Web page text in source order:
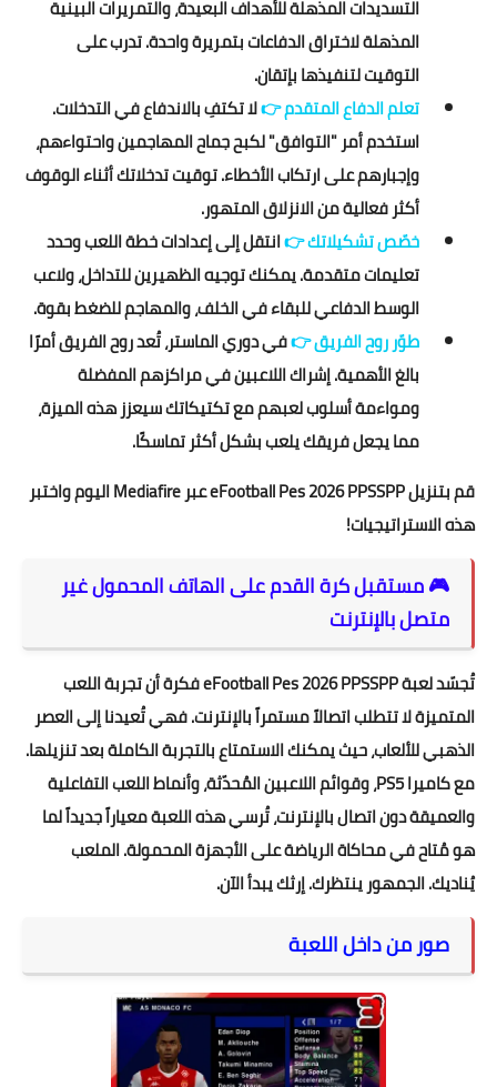
التسديدات المذهلة للأهداف البعيدة، والتمريرات البينية
المذهلة لاختراق الدفاعات بتمريرة واحدة. تدرب على
التوقيت لتنفيذها بإتقان.
تعلم الدفاع المتقدم👉لا تكتفِ بالاندفاع في التدخلات.
استخدم أمر "التوافق" لكبح جماح المهاجمين واحتواءهم،
وإجبارهم على ارتكاب الأخطاء. توقيت تدخلاتك أثناء الوقوف
أكثر فعالية من الانزلاق المتهور.
خصّص تشكيلاتك👉انتقل إلى إعدادات خطة اللعب وحدد
تعليمات متقدمة. يمكنك توجيه الظهيرين للتداخل، ولاعب
الوسط الدفاعي للبقاء في الخلف، والمهاجم للضغط بقوة.
طوّر روح الفريق👉في دوري الماستر، تُعد روح الفريق أمرًا
بالغ الأهمية. إشراك اللاعبين في مراكزهم المفضلة
ومواءمة أسلوب لعبهم مع تكتيكاتك سيعزز هذه الميزة،
مما يجعل فريقك يلعب بشكل أكثر تماسكًا.
قم بتنزيل eFootball Pes 2026 PPSSPP عبر Mediafire اليوم واختبر
هذه الاستراتيجيات!
🎮 مستقبل كرة القدم على الهاتف المحمول غير
متصل بالإنترنت
تُجسّد لعبة eFootball Pes 2026 PPSSPP فكرة أن تجربة اللعب
المتميزة لا تتطلب اتصالاً مستمراً بالإنترنت. فهي تُعيدنا إلى العصر
الذهبي للألعاب، حيث يمكنك الاستمتاع بالتجربة الكاملة بعد تنزيلها.
مع كاميرا PS5، وقوائم اللاعبين المُحدّثة، وأنماط اللعب التفاعلية
والعميقة دون اتصال بالإنترنت، تُرسي هذه اللعبة معياراً جديداً لما
هو مُتاح في محاكاة الرياضة على الأجهزة المحمولة. الملعب
يُناديك. الجمهور ينتظرك. إرثك يبدأ الآن.
صور من داخل اللعبة